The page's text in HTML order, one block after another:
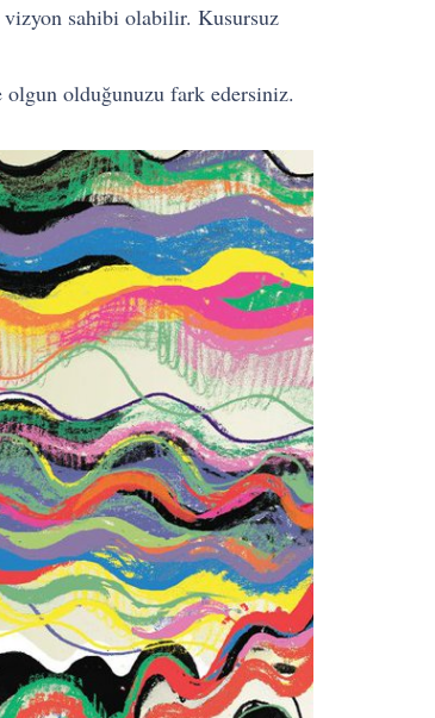
vizyon sahibi olabilir. Kusursuz
olduğunuzu fark edersiniz.